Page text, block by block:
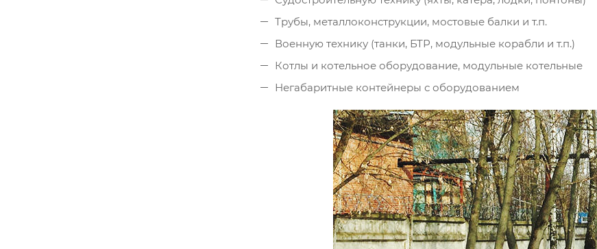
Трубы, металлоконструкции, мостовые балки и т.п.
Военную технику (танки, БТР, модульные корабли и т.п.)
Котлы и котельное оборудование, модульные котельные
Негабаритные контейнеры с оборудованием